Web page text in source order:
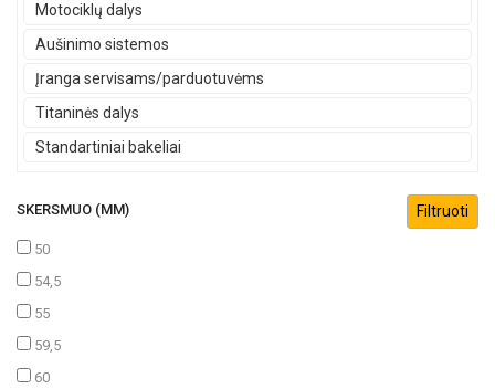
Motociklų dalys
Aušinimo sistemos
Įranga servisams/parduotuvėms
Titaninės dalys
Standartiniai bakeliai
SKERSMUO (MM)
50
54,5
55
59,5
60